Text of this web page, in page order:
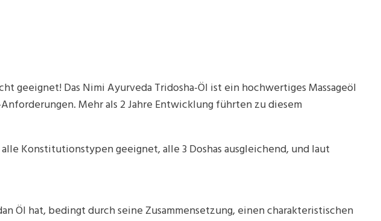
geeignet! Das Nimi Ayurveda Tridosha-Öl ist ein hochwertiges Massageöl
Mehr als 2 Jahre Entwicklung führten zu diesem
Konstitutionstypen geeignet, alle 3 Doshas ausgleichend, und laut
Öl hat, bedingt durch seine Zusammensetzung, einen charakteristischen